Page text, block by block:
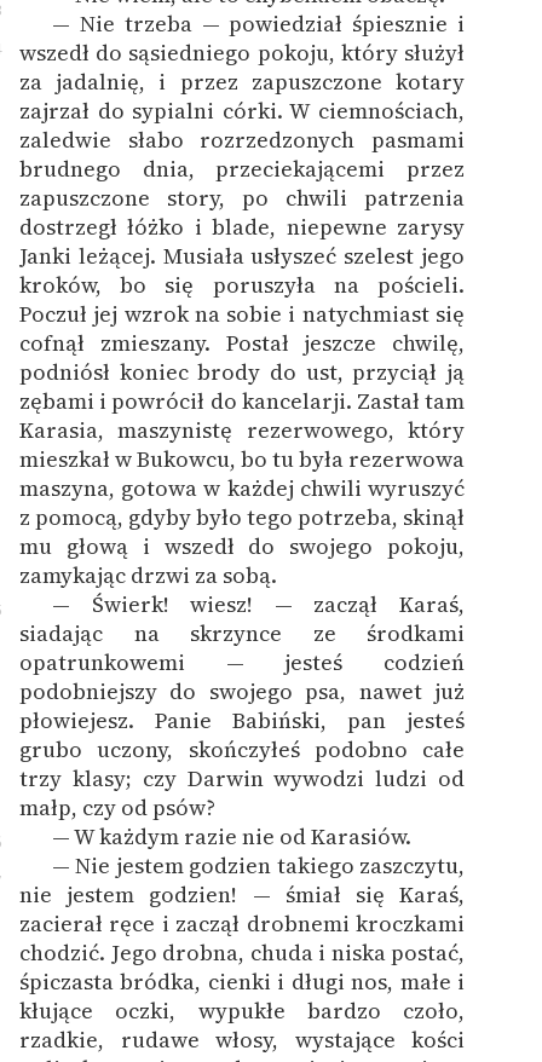
— Nie trzeba — powiedział śpiesznie i
wszedł do sąsiedniego pokoju, który służył
za jadalnię, i przez zapuszczone kotary
zajrzał do sypialni córki. W ciemnościach,
zaledwie słabo rozrzedzonych pasmami
brudnego dnia, przeciekającemi przez
zapuszczone story, po chwili patrzenia
dostrzegł łóżko i blade, niepewne zarysy
Janki leżącej. Musiała usłyszeć szelest jego
kroków, bo się poruszyła na pościeli.
Poczuł jej wzrok na sobie i natychmiast się
cofnął zmieszany. Postał jeszcze chwilę,
podniósł koniec brody do ust, przyciął ją
zębami i powrócił do kancelarji. Zastał tam
Karasia, maszynistę rezerwowego, który
mieszkał w Bukowcu, bo tu była rezerwowa
maszyna, gotowa w każdej chwili wyruszyć
z pomocą, gdyby było tego potrzeba, skinął
mu głową i wszedł do swojego pokoju,
zamykając drzwi za sobą.
— Świerk! wiesz! — zaczął Karaś,
siadając na skrzynce ze środkami
opatrunkowemi — jesteś codzień
podobniejszy do swojego psa, nawet już
płowiejesz. Panie Babiński, pan jesteś
grubo uczony, skończyłeś podobno całe
trzy klasy; czy Darwin wywodzi ludzi od
małp, czy od psów?
— W każdym razie nie od Karasiów.
— Nie jestem godzien takiego zaszczytu,
nie jestem godzien! — śmiał się Karaś,
zacierał ręce i zaczął drobnemi kroczkami
chodzić. Jego drobna, chuda i niska postać,
śpiczasta bródka, cienki i długi nos, małe i
kłujące oczki, wypukłe bardzo czoło,
rzadkie, rudawe włosy, wystające kości